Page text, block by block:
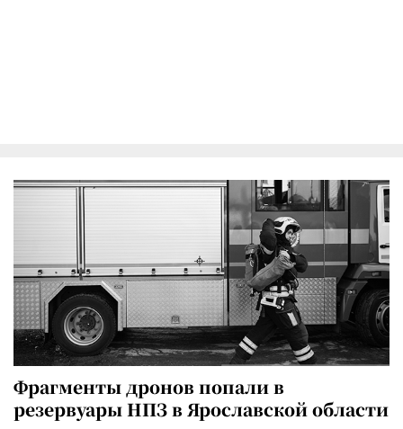
Фрагменты дронов попали в
резервуары НПЗ в Ярославской области